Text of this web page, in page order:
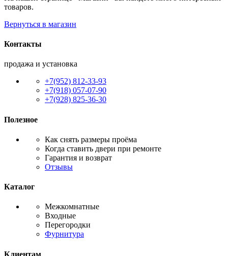
товаров.
Вернуться в магазин
Контакты
продажа и установка
+7(952) 812-33-93
+7(918) 057-07-90
+7(928) 825-36-30
Полезное
Как снять размеры проёма
Когда ставить двери при ремонте
Гарантия и возврат
Отзывы
Каталог
Межкомнатные
Входные
Перегородки
Фурнитура
Клиентам